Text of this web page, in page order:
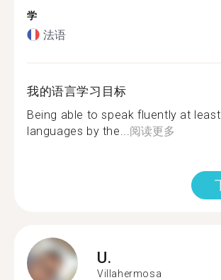
学
法语
我的语言学习目标
Being able to speak fluently at
languages by the... 阅读更多
U.
Villahermosa